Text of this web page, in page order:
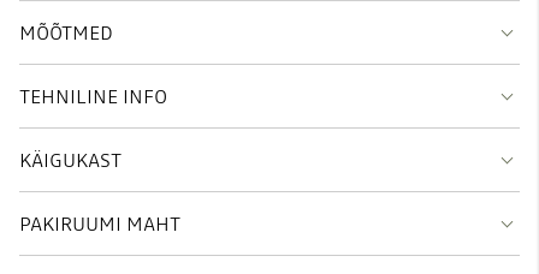
MÕÕTMED
TEHNILINE INFO
KÄIGUKAST
PAKIRUUMI MAHT